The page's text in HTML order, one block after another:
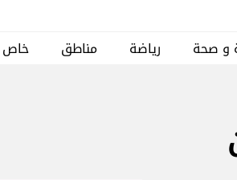
و صحة رياضة مناطق خاص